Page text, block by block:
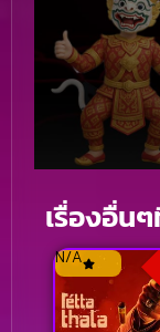
เรื่องอื่น
N/A